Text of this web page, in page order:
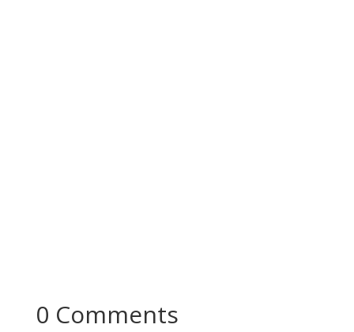
0 Comments